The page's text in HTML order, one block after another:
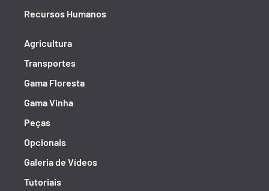
Recursos Humanos
Agricultura
Transportes
Gama Floresta
Gama Vinha
Peças
Opcionais
Galeria de Vídeos
Tutoriais